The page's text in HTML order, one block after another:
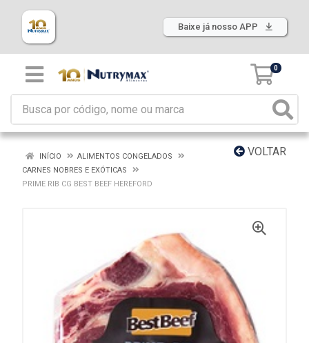
Baixe já nosso APP
0
VOLTAR
INÍCIO
ALIMENTOS CONGELADOS
CARNES NOBRES E EXÓTICAS
PRIME RIB CG BEST BEEF HEREFORD